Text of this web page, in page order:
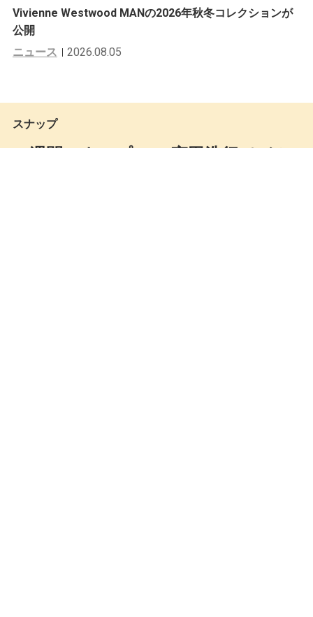
Vivienne Westwood MANの2026年秋冬コレクションが
公開
ニュース
2026.08.05
スナップ
一週間スナップ #78 宮田浩行（バル